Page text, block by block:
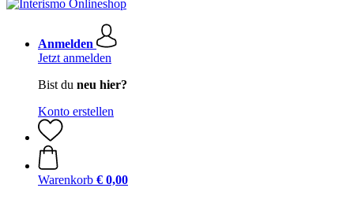
Anmelden
Jetzt anmelden
Bist du neu hier?
Konto erstellen
Warenkorb € 0,00